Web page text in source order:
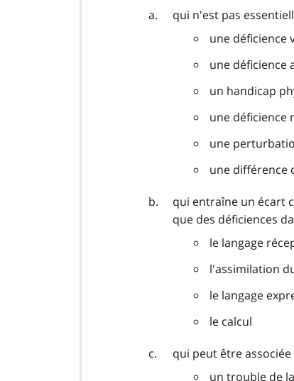
qui n'est pas
une déficience
une déficience
un handicap
une déficience
une
une différence
qui entraîne un écart
que des déficiences
le langage
l'assimilation
le langage
le calcul
qui peut être associée
un trouble de